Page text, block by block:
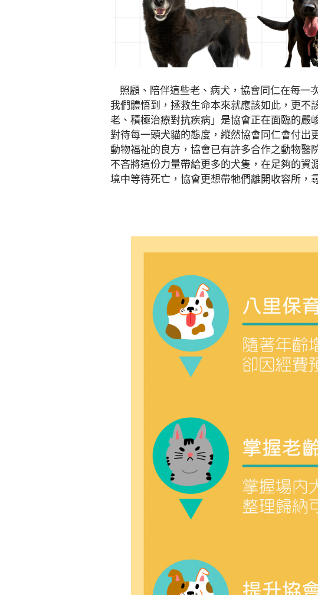
照顧、陪伴這些老、病犬，協會同仁在每一
我們體悟到，拯救生命本來就應該如此，更
老、積極治療對抗疾病」是協會正在面臨的
對待每一頭犬貓的態度，縱然協會同仁會付
動物福祉的良方，協會已有許多合作之動物
不吝將這份力量帶給更多的犬隻，在足夠的
境中等待死亡，協會更想帶牠們離開收容所，